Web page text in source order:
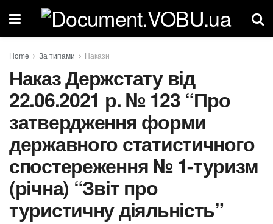
Home За типами Накази
Наказ Держстату від
22.06.2021 р. № 123 “Про
затвердження форми
державного статистичного
спостереження № 1-туризм
(річна) “Звіт про
туристичну діяльність”